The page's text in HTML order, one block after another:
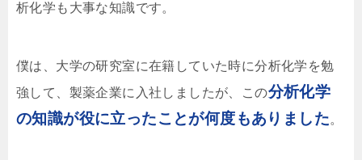
析化学も大事な知識です。
僕は、大学の研究室に在籍していた時に分析化学を勉
強して、製薬企業に入社しましたが、この分析化学
の知識が役に立ったことが何度もありました。